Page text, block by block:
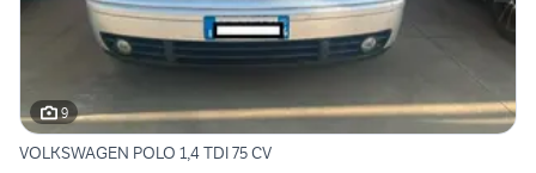
9
VOLKSWAGEN POLO 1,4 TDI 75 CV